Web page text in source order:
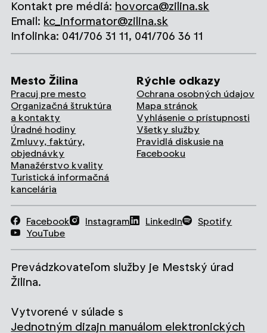
Kontakt pre médiá: hovorca@zilina.sk
Email: kc_informator@zilina.sk
Infolinka: 041/706 31 11, 041/706 36 11
Mesto Žilina
Pracuj pre mesto
Organizačná štruktúra
a kontakty
Úradné hodiny
Zmluvy, faktúry,
objednávky
Manažérstvo kvality
Turistická informačná
kancelária
Rýchle odkazy
Ochrana osobných údajov
Mapa stránok
Vyhlásenie o prístupnosti
Všetky služby
Pravidlá diskusie na
Facebooku
Facebook Instagram LinkedIn
Spotify
YouTube
Prevádzkovateľom služby je Mestský úrad
Žilina.
Vytvorené v súlade s
Jednotným dizajn manuálom elektronických